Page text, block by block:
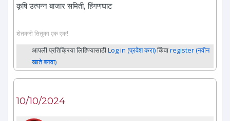
कृषि उत्पन्न बाजार समिती, हिंगणघाट
शेतकरी तितुका एक एक!
आपली प्रतिक्रिया लिहिण्यासाठीLog in (प्रवेश करा)किंवाregister (नवीन
खाते बनवा)
10/10/2024